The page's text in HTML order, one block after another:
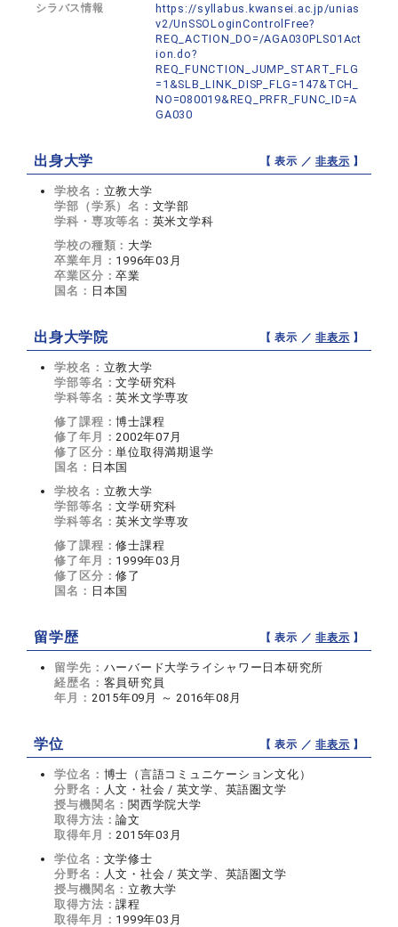
シラバス情報
https://syllabus.kwansei.ac.jp/unias
v2/UnSSOLoginControlFree?
REQ_ACTION_DO=/AGA030PLS01Act
ion.do?
REQ_FUNCTION_JUMP_START_FLG
=1&SLB_LINK_DISP_FLG=147&TCH_
NO=080019&REQ_PRFR_FUNC_ID=A
GA030
出身大学 【 表示 ／非表示 】
学校名： 立教大学
学部（学系）名： 文学部
学科・専攻等名： 英米文学科
学校の種類： 大学
卒業年月： 1996年03月
卒業区分：卒業
国名： 日本国
出身大学院 【 表示 ／非表示 】
学校名： 立教大学
学部等名：文学研究科
学科等名：英米文学専攻
修了課程：博士課程
修了年月： 2002年07月
修了区分：単位取得満期退学
国名： 日本国
学校名： 立教大学
学部等名：文学研究科
学科等名：英米文学専攻
修了課程：修士課程
修了年月： 1999年03月
修了区分：修了
国名： 日本国
留学歴 【 表示 ／非表示 】
留学先： ハーバード大学ライシャワー日本研究所
経歴名： 客員研究員
年月： 2015年09月 ～ 2016年08月
学位 【 表示 ／非表示 】
学位名： 博士（言語コミュニケーション文化）
分野名： 人文・社会 / 英文学、英語圏文学
授与機関名： 関西学院大学
取得方法：論文
取得年月： 2015年03月
学位名： 文学修士
分野名： 人文・社会 / 英文学、英語圏文学
授与機関名： 立教大学
取得方法：課程
取得年月： 1999年03月